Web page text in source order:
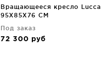
Вращающееся кресло Lucca
95X85X76 CM
Под заказ
72 300 руб